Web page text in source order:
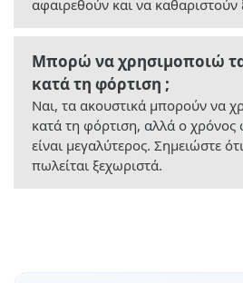
αφαιρεθούν και να καθαριστούν
Μπορώ να χρησιμοποιώ
κατά τη φόρτιση ;
Ναι, τα ακουστικά μπορούν να
κατά τη φόρτιση, αλλά ο χρόνος
είναι μεγαλύτερος. Σημειώστε
πωλείται ξεχωριστά.